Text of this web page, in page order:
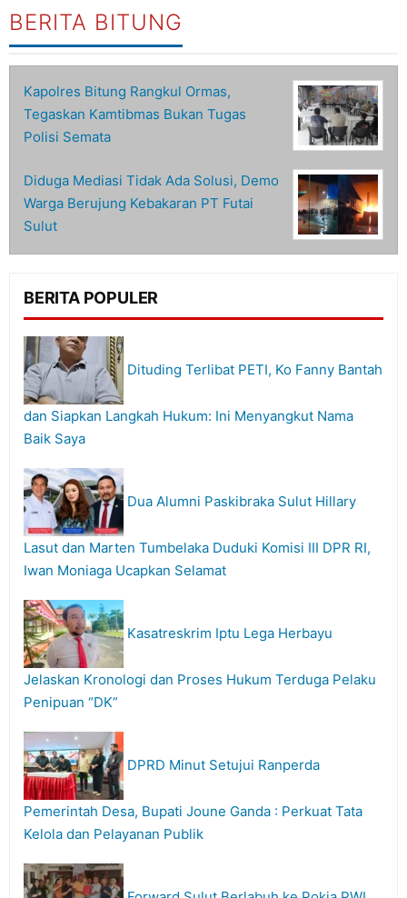
BERITA BITUNG
Kapolres Bitung Rangkul Ormas,
Tegaskan Kamtibmas Bukan Tugas
Polisi Semata
Diduga Mediasi Tidak Ada Solusi, Demo
Warga Berujung Kebakaran PT Futai
Sulut
BERITA POPULER
Dituding Terlibat PETI, Ko Fanny Bantah
dan Siapkan Langkah Hukum: Ini Menyangkut Nama
Baik Saya
Dua Alumni Paskibraka Sulut Hillary
Lasut dan Marten Tumbelaka Duduki Komisi III DPR RI,
Iwan Moniaga Ucapkan Selamat
Kasatreskrim Iptu Lega Herbayu
Jelaskan Kronologi dan Proses Hukum Terduga Pelaku
Penipuan “DK”
DPRD Minut Setujui Ranperda
Pemerintah Desa, Bupati Joune Ganda : Perkuat Tata
Kelola dan Pelayanan Publik